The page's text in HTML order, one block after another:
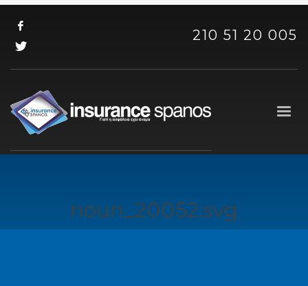
210 51 20 005
noun_20052.svg